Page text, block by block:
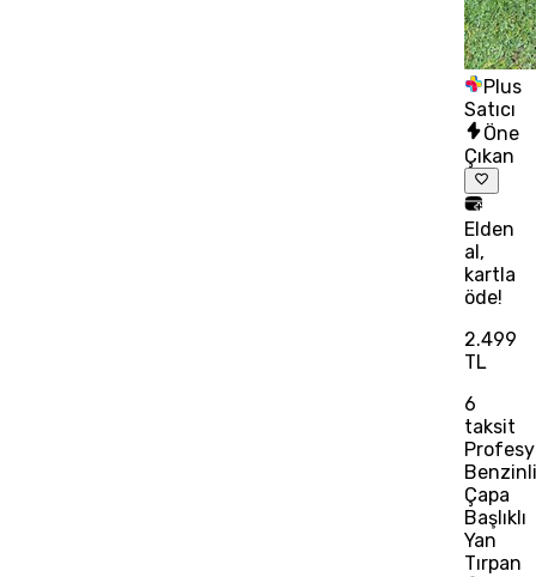
Plus
Satıcı
Öne
Çıkan
Elden
al,
kartla
öde!
2.499
TL
6
taksit
Benzinli
Çapa
Başlıklı
Yan
Tırpan